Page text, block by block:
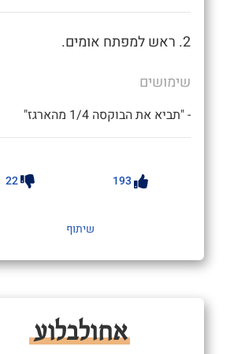
2. ראש למפתח אומים.
שימושים
- "תביא את הבוקסה 1/4 מהארגז"
193
22
שיתוף
אחולבלוע